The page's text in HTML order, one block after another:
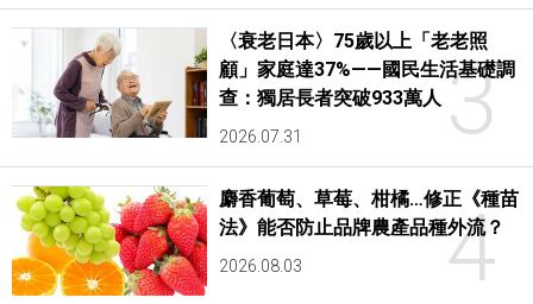
3
〈衰老日本〉75歲以上「老老照
顧」家庭達37%——國民生活基礎調
查：獨居長者突破933萬人
2026.07.31
4
麝香葡萄、草莓、柑橘…修正《種苗
法》能否防止品牌農產品種外流？
2026.08.03